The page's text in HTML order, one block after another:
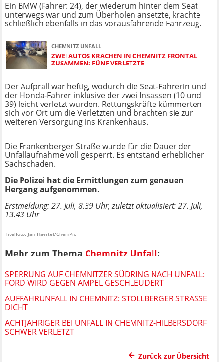
Ein BMW (Fahrer: 24), der wiederum hinter dem Seat
unterwegs war und zum Überholen ansetzte, krachte
schließlich ebenfalls in das vorausfahrende Fahrzeug.
CHEMNITZ UNFALL
ZWEI AUTOS KRACHEN IN CHEMNITZ FRONTAL
ZUSAMMEN: FÜNF VERLETZTE
Der Aufprall war heftig, wodurch die Seat-Fahrerin und
der Honda-Fahrer inklusive der zwei Insassen (10 und
39) leicht verletzt wurden. Rettungskräfte kümmerten
sich vor Ort um die Verletzten und brachten sie zur
weiteren Versorgung ins Krankenhaus.
Die Frankenberger Straße wurde für die Dauer der
Unfallaufnahme voll gesperrt. Es entstand erheblicher
Sachschaden.
Die Polizei hat die Ermittlungen zum genauen
Hergang aufgenommen.
Erstmeldung: 27. Juli, 8.39 Uhr, zuletzt aktualisiert: 27. Juli,
13.43 Uhr
Titelfoto: Jan Haertel/ChemPic
Mehr zum Thema Chemnitz Unfall:
SPERRUNG AUF CHEMNITZER SÜDRING NACH UNFALL:
FORD WIRD GEGEN AMPEL GESCHLEUDERT
AUFFAHRUNFALL IN CHEMNITZ: STOLLBERGER STRASSE D
ICHT
ACHTJÄHRIGER BEI UNFALL IN CHEMNITZ-HILBERSDORF
SCHWER VERLETZT
Zurück zur Übersicht